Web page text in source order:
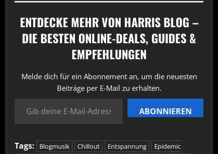
ENTDECKE MEHR VON HARRIS BLOG –
DIE BESTEN ONLINE-DEALS, GUIDES &
EMPFEHLUNGEN
Melde dich für ein Abonnement an, um die neuesten
Beiträge per E-Mail zu erhalten.
ABONNIEREN
Tags: Blogmusik Chillout Entspannung
Epidemic